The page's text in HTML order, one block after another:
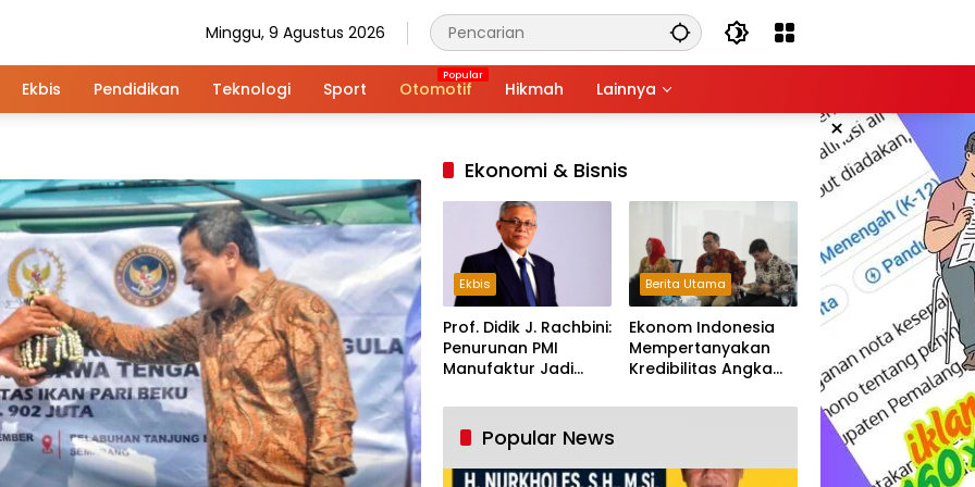
Minggu, 9 Agustus 2026
Ekbis Pendidikan Teknologi Sport Otomotif Hikmah Lainnya
×
Ekonomi & Bisnis
Ekbis
Prof. Didik J. Rachbini:
Penurunan PMI
Manufaktur Jadi
Industri Nasional
Berita Utama
Ekonom Indonesia
Mempertanyakan
Kredibilitas Angka
Tumbuh Tapi Rapuh
Popular News